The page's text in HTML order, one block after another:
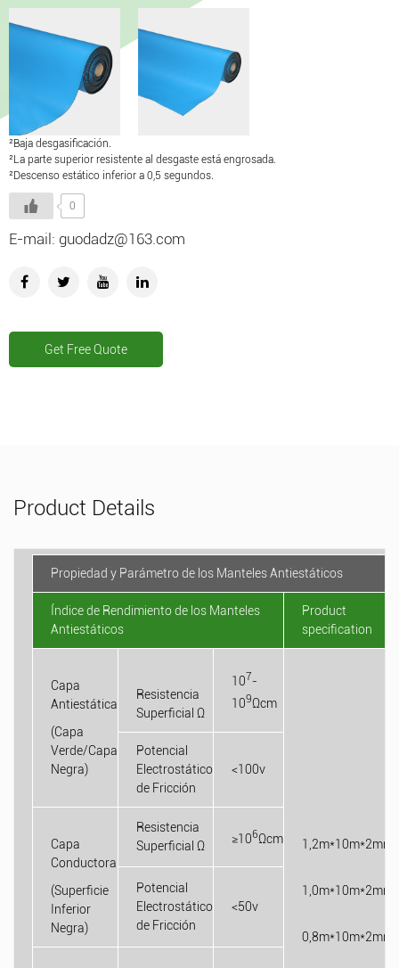
²Baja desgasificación.
²La parte superior resistente al desgaste está engrosada.
²Descenso estático inferior a 0,5 segundos.
0
E-mail: guodadz@163.com
Get Free Quote
Product Details
Propiedad y Parámetro de los Manteles Antiestáticos
Índice de Rendimiento de los Manteles
Antiestáticos
Product
specification
Capa
Antiestática
(Capa
Verde/Capa
Negra)
Resistencia
Superficial Ω
107-
109Ωcm
1,2m*10m*2mm
1,0m*10m*2mm
0,8m*10m*2mm
Potencial
Electrostático
de Fricción
<100v
Capa
Conductora
(Superficie
Inferior
Negra)
Resistencia
Superficial Ω
≥106Ωcm
Potencial
Electrostático
de Fricción
<50v